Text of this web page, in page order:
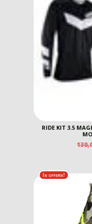
RIDE KIT 3.5
In offerta!